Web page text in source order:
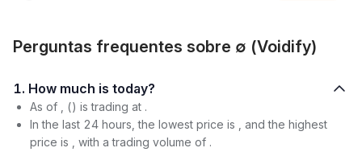
Perguntas frequentes sobre ∅ (Voidify)
1. How much is today?
As of , () is trading at .
In the last 24 hours, the lowest price is , and the highest
price is , with a trading volume of .